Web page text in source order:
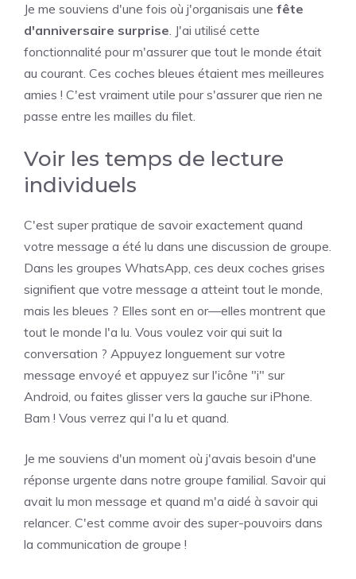
Je me souviens d'une fois où j'organisais une fête
d'anniversaire surprise. J'ai utilisé cette
fonctionnalité pour m'assurer que tout le monde était
au courant. Ces coches bleues étaient mes meilleures
amies ! C'est vraiment utile pour s'assurer que rien ne
passe entre les mailles du filet.
Voir les temps de lecture
individuels
C'est super pratique de savoir exactement quand
votre message a été lu dans une discussion de groupe.
Dans les groupes WhatsApp, ces deux coches grises
signifient que votre message a atteint tout le monde,
mais les bleues ? Elles sont en or—elles montrent que
tout le monde l'a lu. Vous voulez voir qui suit la
conversation ? Appuyez longuement sur votre
message envoyé et appuyez sur l'icône "i" sur
Android, ou faites glisser vers la gauche sur iPhone.
Bam ! Vous verrez qui l'a lu et quand.
Je me souviens d'un moment où j'avais besoin d'une
réponse urgente dans notre groupe familial. Savoir qui
avait lu mon message et quand m'a aidé à savoir qui
relancer. C'est comme avoir des super-pouvoirs dans
la communication de groupe !